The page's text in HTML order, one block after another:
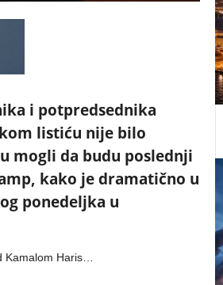
i potpredsednika
listiću nije bilo
mogli da budu poslednji
kako je dramatično u
ponedeljka u
Haris…